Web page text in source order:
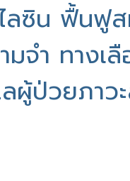
ลซิน ฟื้นฟู
มจำ ทางเลื
ผู้ป่วยภาว